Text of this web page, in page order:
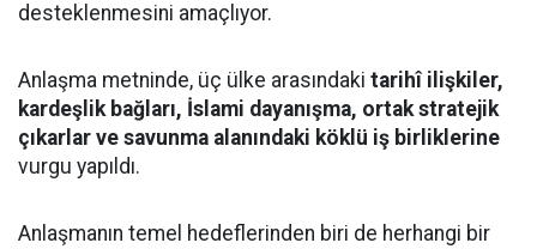
desteklenmesini amaçlıyor.
Anlaşma metninde, üç ülke arasındaki tarihî ilişkiler,
kardeşlik bağları, İslami dayanışma, ortak stratejik
çıkarlar ve savunma alanındaki köklü iş birliklerine
vurgu yapıldı.
Anlaşmanın temel hedeflerinden biri de herhangi bir